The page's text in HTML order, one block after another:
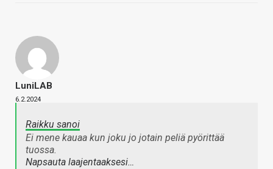
LuniLAB
6.2.2024
Raikku sanoi
Ei mene kauaa kun joku jo jotain peliä pyörittää
tuossa.
Napsauta laajentaaksesi…